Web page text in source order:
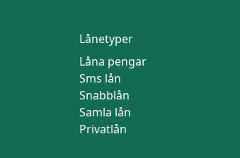
Lånetyper
Låna pengar
Sms lån
Snabblån
Samla lån
Privatlån